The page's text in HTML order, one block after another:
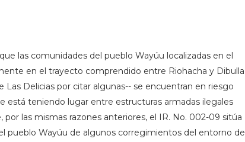
las comunidades del pueblo Wayúu localizadas en el
en el trayecto comprendido entre Riohacha y Dibulla
Las Delicias por citar algunas-- se encuentran en riesgo
teniendo lugar entre estructuras armadas ilegales
las mismas razones anteriores, el IR. No. 002-09 sitúa
pueblo Wayúu de algunos corregimientos del entorno de